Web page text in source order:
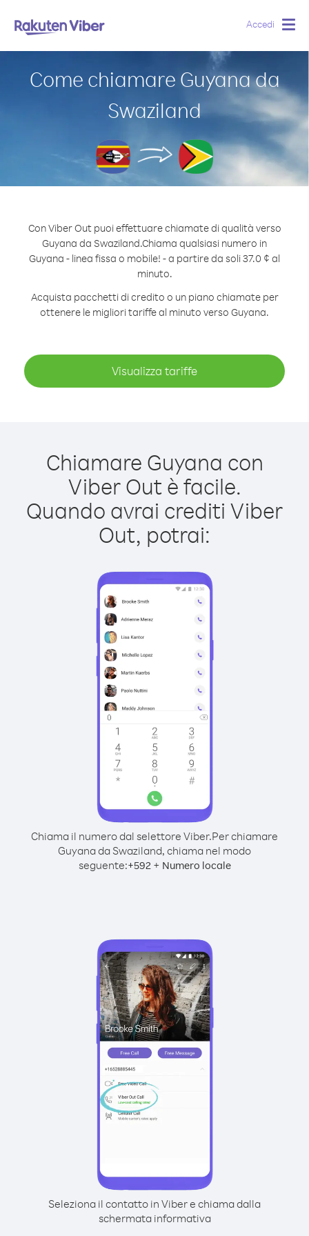
Accedi
Come chiamare Guyana da
Swaziland
Con Viber Out puoi effettuare chiamate di qualità verso
Guyana da Swaziland.Chiama qualsiasi numero in
Guyana - linea fissa o mobile! - a partire da soli 37.0 ¢ al
minuto.
Acquista pacchetti di credito o un piano chiamate per
ottenere le migliori tariffe al minuto verso Guyana.
Visualizza tariffe
Chiamare Guyana con
Viber Out è facile.
Quando avrai crediti Viber
Out, potrai:
Chiama il numero dal selettore Viber.Per chiamare
Guyana da Swaziland, chiama nel modo
seguente:+592+ Numero locale
Seleziona il contatto in Viber e chiama dalla
schermata informativa